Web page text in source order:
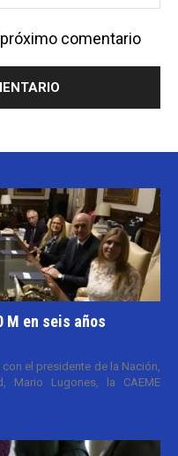
comentario
M en seis años
el presidente de la Nación,
Mario Lugones, la CAEME